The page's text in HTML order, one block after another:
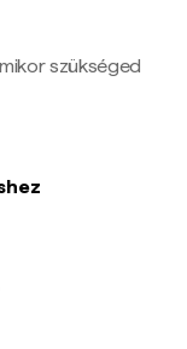
szükséged